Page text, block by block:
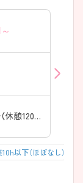
就業時間1:08時45分～18時45分（休憩120分）
以下（ほぼなし）